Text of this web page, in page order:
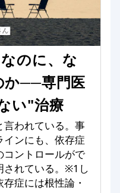
なのに、な
か──専門医
い"治療
言われている。事
ンにも、依存症
コントロールがで
されている。※1し
症には根性論・